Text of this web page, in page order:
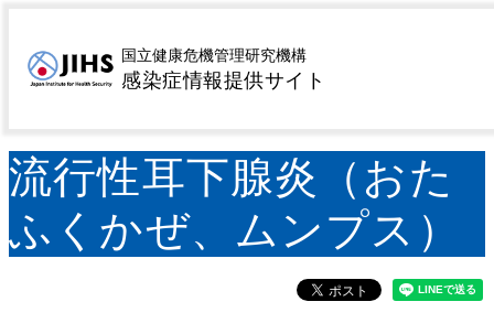
国立健康危機管理研究機構
感染症情報提供サイト
トップページ>感染症を探す>疾患名から探す
流行性耳下腺炎（おたふくかぜ、ムンプス）
流行性耳下腺炎（おた
ふくかぜ、ムンプス）